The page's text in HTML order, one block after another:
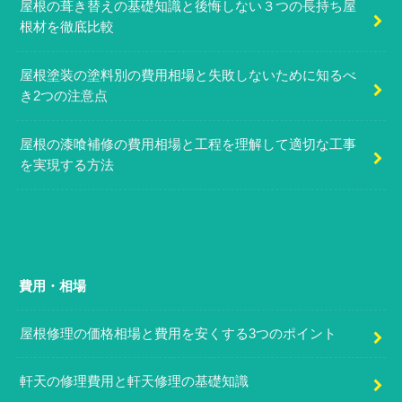
屋根の葺き替えの基礎知識と後悔しない３つの長持ち屋
根材を徹底比較
屋根塗装の塗料別の費用相場と失敗しないために知るべ
き2つの注意点
屋根の漆喰補修の費用相場と工程を理解して適切な工事
を実現する方法
費用・相場
屋根修理の価格相場と費用を安くする3つのポイント
軒天の修理費用と軒天修理の基礎知識